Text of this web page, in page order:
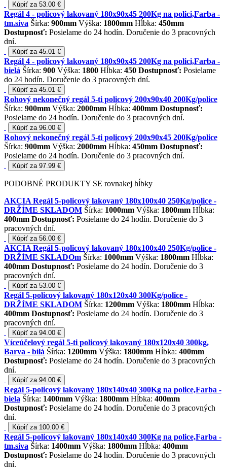
Kúpiť za 53.00 €
Regál 4 - policový lakovaný 180x90x45 200Kg na polici,Farba -
tm.siva Šírka: 900mm Výška: 1800mm Hĺbka: 450mm
Dostupnosť: Posielame do 24 hodín. Doručenie do 3 pracovných
dní.
Kúpiť za 45.01 €
Regál 4 - policový lakovaný 180x90x45 200Kg na polici,Farba -
bielá Šírka: 900 Výška: 1800 Hĺbka: 450 Dostupnosť: Posielame
do 24 hodín. Doručenie do 3 pracovných dní.
Kúpiť za 45.01 €
Rohový nekonečný regál 5-ti policový 200x90x40 200Kg/police
Šírka: 900mm Výška: 2000mm Hĺbka: 400mm Dostupnosť:
Posielame do 24 hodín. Doručenie do 3 pracovných dní.
Kúpiť za 96.00 €
Rohový nekonečný regál 5-ti policový 200x90x45 200Kg/police
Šírka: 900mm Výška: 2000mm Hĺbka: 450mm Dostupnosť:
Posielame do 24 hodín. Doručenie do 3 pracovných dní.
Kúpiť za 97.99 €
PODOBNÉ PRODUKTY SE rovnakej hĺbky
AKCIA Regál 5-policový lakovaný 180x100x40 250Kg/police -
DRŽÍME SKLADOM Šírka: 1000mm Výška: 1800mm Hĺbka:
400mm Dostupnosť: Posielame do 24 hodín. Doručenie do 3
pracovných dní.
Kúpiť za 56.00 €
AKCIA Regál 5-policový lakovaný 180x100x40 250Kg/police -
DRŽÍME SKLADOm Šírka: 1000mm Výška: 1800mm Hĺbka:
400mm Dostupnosť: Posielame do 24 hodín. Doručenie do 3
pracovných dní.
Kúpiť za 53.00 €
Regál 5-policový lakovaný 180x120x40 300Kg/police -
DRŽÍME SKLADOM Šírka: 1200mm Výška: 1800mm Hĺbka:
400mm Dostupnosť: Posielame do 24 hodín. Doručenie do 3
pracovných dní.
Kúpiť za 94.00 €
Víceúčelový regál 5-ti policový lakovaný 180x120x40 300kg,
Barva - bílá Šírka: 1200mm Výška: 1800mm Hĺbka: 400mm
Dostupnosť: Posielame do 24 hodín. Doručenie do 3 pracovných
dní.
Kúpiť za 94.00 €
Regál 5-policový lakovaný 180x140x40 300Kg na police,Farba -
biela Šírka: 1400mm Výška: 1800mm Hĺbka: 400mm
Dostupnosť: Posielame do 24 hodín. Doručenie do 3 pracovných
dní.
Kúpiť za 100.00 €
Regál 5-policový lakovaný 180x140x40 300Kg na police,Farba -
tm.siva Šírka: 1400mm Výška: 1800mm Hĺbka: 400mm
Dostupnosť: Posielame do 24 hodín. Doručenie do 3 pracovných
dní.